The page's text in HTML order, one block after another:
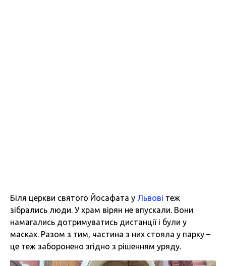
Біля церкви святого Йосафата у Львові теж
зібрались люди. У храм вірян не впускали. Вони
намагались дотримуватись дистанції і були у
масках. Разом з тим, частина з них стояла у парку –
це теж заборонено згідно з рішенням уряду.